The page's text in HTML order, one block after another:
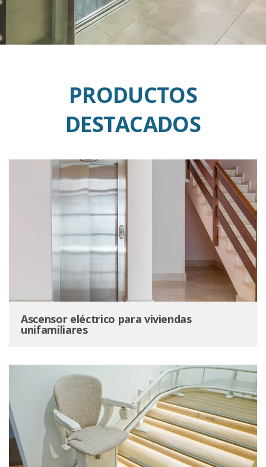
PRODUCTOS
DESTACADOS
Ascensor eléctrico para viviendas
unifamiliares